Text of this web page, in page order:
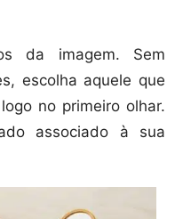
da imagem. Sem
escolha aquele que
no primeiro olhar.
associado à sua